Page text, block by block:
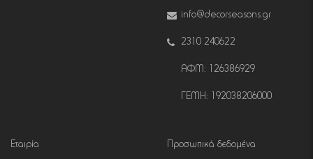
info@decorseasons.gr
2310 240622
ΑΦΜ: 126386929
ΓΕΜΗ: 192038206000
Εταιρία Προσωπικά δεδομένα